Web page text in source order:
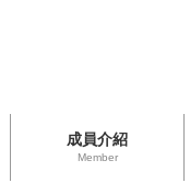
成員介紹
Member